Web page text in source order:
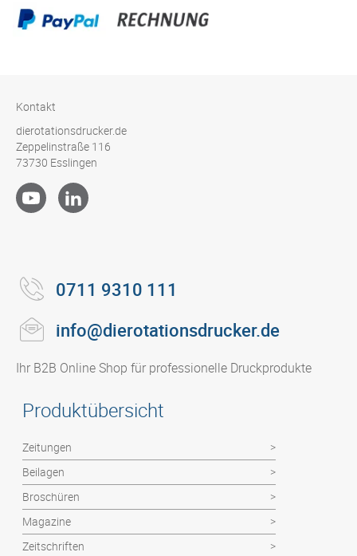
Kontakt
dierotationsdrucker.de
Zeppelinstraße 116
73730 Esslingen
0711 9310 111
info@dierotationsdrucker.de
Ihr B2B Online Shop für professionelle Druckprodukte
Produktübersicht
Zeitungen
Beilagen
Broschüren
Magazine
Zeitschriften